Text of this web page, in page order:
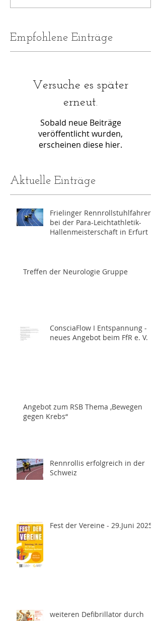
Empfohlene Einträge
Versuche es später
erneut.
Sobald neue Beiträge
veröffentlicht wurden,
erscheinen diese hier.
Aktuelle Einträge
Frielinger Rennrollstuhlfahrer
bei der Para-Leichtathletik-
Hallenmeisterschaft in Erfurt
Treffen der Neurologie Gruppe
ConsciaFlow I Entspannung -
neues Angebot beim FfR e. V.
Angebot zum RSB Thema ,Bewegen
gegen Krebs“
Rennrollis erfolgreich in der
Schweiz
Fest der Vereine - 29.Juni 2025
weiteren Defibrillator durch